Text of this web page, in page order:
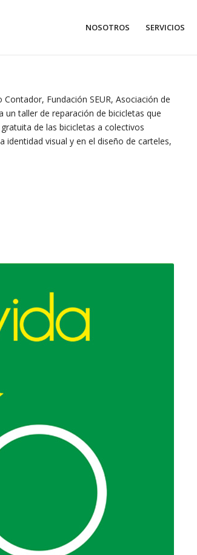
NOSOTROS SERVICIOS
Fundación SEUR, Asociación de
un taller de reparación de bicicletas que
de las bicicletas a colectivos
visual y en el diseño de carteles,